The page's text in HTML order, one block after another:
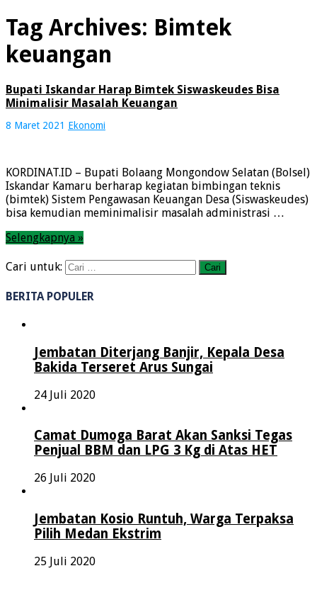
Tag Archives: Bimtek
keuangan
Bupati Iskandar Harap Bimtek Siswaskeudes Bisa
Minimalisir Masalah Keuangan
8 Maret 2021 Ekonomi
KORDINAT.ID – Bupati Bolaang Mongondow Selatan (Bolsel)
Iskandar Kamaru berharap kegiatan bimbingan teknis
(bimtek) Sistem Pengawasan Keuangan Desa (Siswaskeudes)
bisa kemudian meminimalisir masalah administrasi …
Selengkapnya »
Cari untuk:
BERITA POPULER
Jembatan Diterjang Banjir, Kepala Desa
Bakida Terseret Arus Sungai
24 Juli 2020
Camat Dumoga Barat Akan Sanksi Tegas
Penjual BBM dan LPG 3 Kg di Atas HET
26 Juli 2020
Jembatan Kosio Runtuh, Warga Terpaksa
Pilih Medan Ekstrim
25 Juli 2020